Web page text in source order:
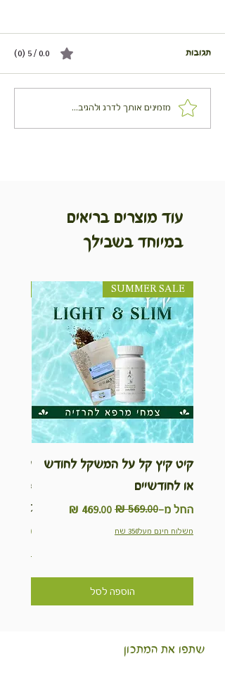
חזות עוף בתנור על מצע בטטות
תגובות 0.0 / 5 ‏(0)
מזמינים אותך לדרג ולהגיב...
עוד מוצרים בריאים
במיוחד בשבילך
SUMMER SALE
קיט קיץ קל על המשקל לחודש
או לחודשיים
החל מ-
מחיר רגיל
מחיר מבצע
משלוח חינם מעל350 שח
הוספה לסל
ערכת
Kit
מחיר